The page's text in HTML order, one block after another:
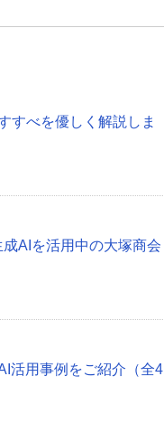
すべを優しく解説しま
AIを活用中の大塚商会
活用事例をご紹介（全4